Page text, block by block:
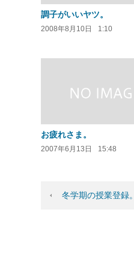
調子がいいヤツ。
2008年8月10日 1:10
お疲れさま。
2007年6月13日 15:48
冬学期の授業登録。